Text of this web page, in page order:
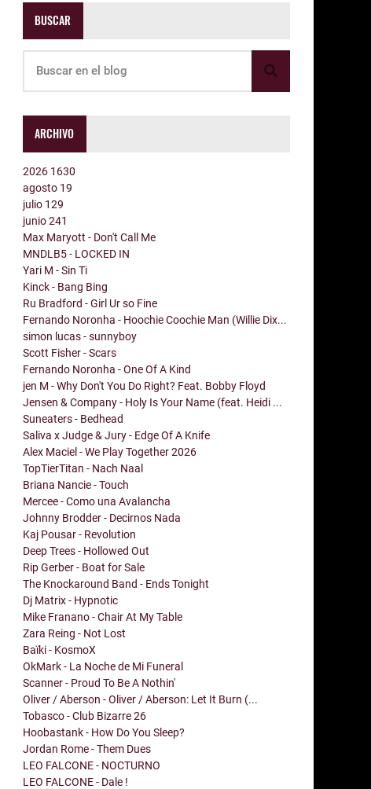
BUSCAR
ARCHIVO
2026 1630
agosto 19
julio 129
junio241
Max Maryott - Don't Call Me
MNDLB5 - LOCKED IN
Yari M - Sin Ti
Kinck - Bang Bing
Ru Bradford - Girl Ur so Fine
Fernando Noronha - Hoochie Coochie Man (Willie Dix...
simon lucas - sunnyboy
Scott Fisher - Scars
Fernando Noronha - One Of A Kind
jen M - Why Don't You Do Right? Feat. Bobby Floyd
Jensen & Company - Holy Is Your Name (feat. Heidi ...
Suneaters - Bedhead
Saliva x Judge & Jury - Edge Of A Knife
Alex Maciel - We Play Together 2026
TopTierTitan - Nach Naal
Briana Nancie - Touch
Mercee - Como una Avalancha
Johnny Brodder - Decirnos Nada
Kaj Pousar - Revolution
Deep Trees - Hollowed Out
Rip Gerber - Boat for Sale
The Knockaround Band - Ends Tonight
Dj Matrix - Hypnotic
Mike Franano - Chair At My Table
Zara Reing - Not Lost
Baïki - KosmoX
OkMark - La Noche de Mi Funeral
Scanner - Proud To Be A Nothin'
Oliver / Aberson - Oliver / Aberson: Let It Burn (...
Tobasco - Club Bizarre 26
Hoobastank - How Do You Sleep?
Jordan Rome - Them Dues
LEO FALCONE - NOCTURNO
LEO FALCONE - Dale !